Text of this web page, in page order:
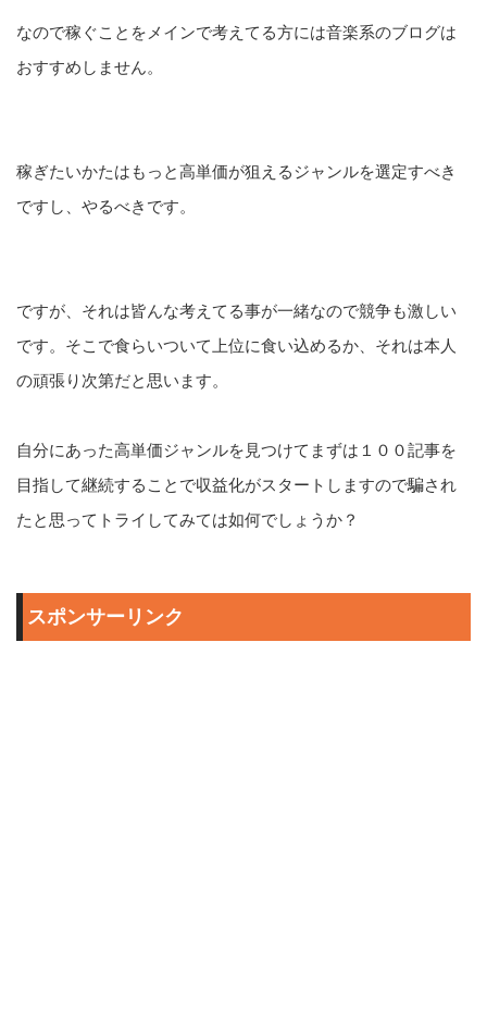
なので稼ぐことをメインで考えてる方には音楽系のブログは
おすすめしません。
稼ぎたいかたはもっと高単価が狙えるジャンルを選定すべき
ですし、やるべきです。
ですが、それは皆んな考えてる事が一緒なので競争も激しい
です。そこで食らいついて上位に食い込めるか、それは本人
の頑張り次第だと思います。
自分にあった高単価ジャンルを見つけてまずは１００記事を
目指して継続することで収益化がスタートしますので騙され
たと思ってトライしてみては如何でしょうか？
スポンサーリンク